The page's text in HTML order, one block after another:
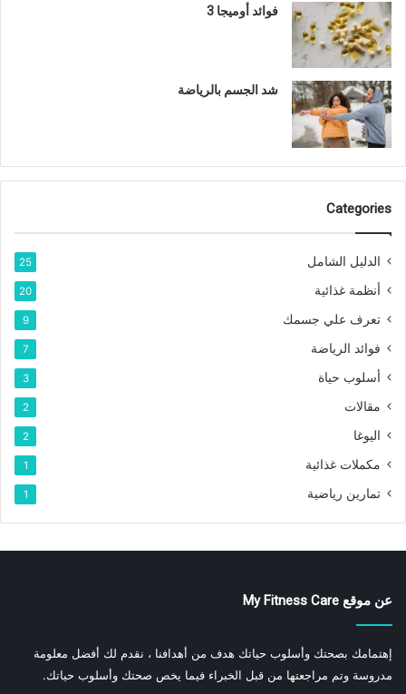
فوائد أوميجا 3
شد الجسم بالرياضة
Categories
الدليل الشامل 25
أنظمة غذائية 20
تعرف علي جسمك 9
فوائد الرياضة 7
أسلوب حياة 3
مقالات 2
اليوغا 2
مكملات غذائية 1
تمارين رياضية 1
عن موقع My Fitness Care
إهتمامك بصحتك وأسلوب حياتك هدف من أهدافنا ، نقدم لك أفضل معلومة
مدروسة وتم مراجعتها من قبل الخبراء فيما يخص صحتك وأسلوب حياتك.